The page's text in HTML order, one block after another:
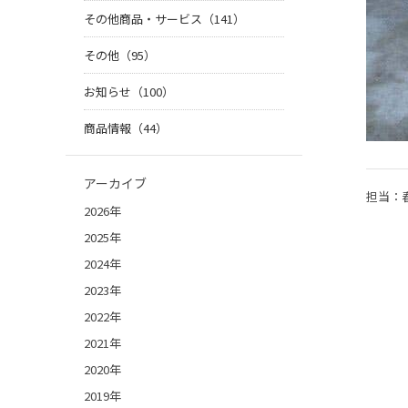
担当
その他商品・サービス（141）
その他（95）
お知らせ（100）
商品情報（44）
アーカイブ
2026年
2025年
2024年
2023年
2022年
2021年
2020年
2019年